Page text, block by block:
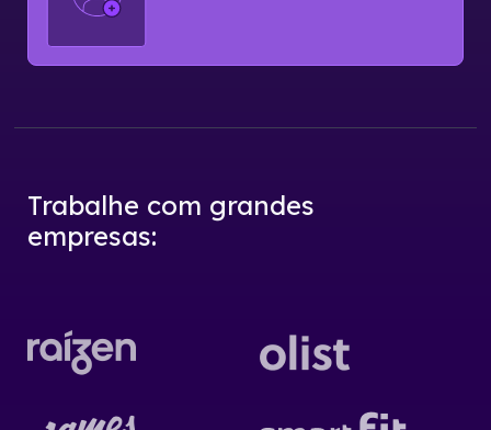
Trabalhe com grandes
empresas: